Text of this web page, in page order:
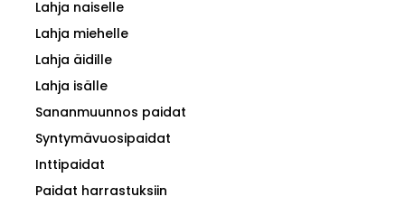
Lahja naiselle
Lahja miehelle
Lahja äidille
Lahja isälle
Sananmuunnos paidat
Syntymävuosipaidat
Inttipaidat
Paidat harrastuksiin